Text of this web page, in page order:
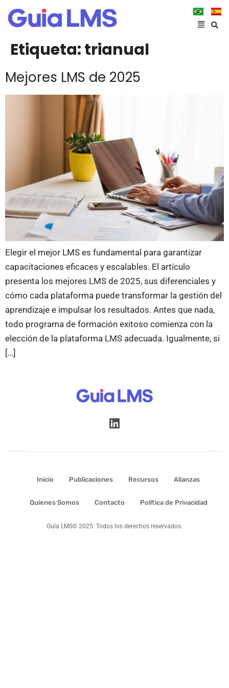
Etiqueta:trianual
Mejores LMS de 2025
Elegir el mejor LMS es fundamental para garantizar
capacitaciones eficaces y escalables. El artículo
presenta los mejores LMS de 2025, sus diferenciales y
cómo cada plataforma puede transformar la gestión del
aprendizaje e impulsar los resultados. Antes que nada,
todo programa de formación exitoso comienza con la
elección de la plataforma LMS adecuada. Igualmente, si
[…]
Inicio Publicaciones Recursos Alianzas
Quienes Somos Contacto Política de Privacidad
Guía LMS© 2025. Todos los derechos reservados.